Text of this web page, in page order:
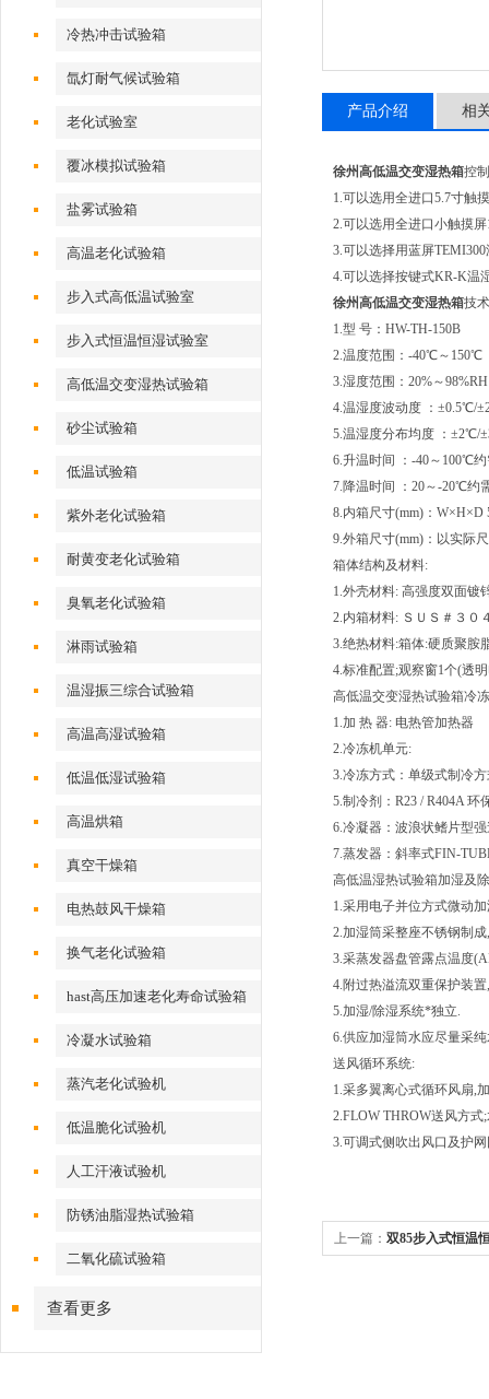
冷热冲击试验箱
氙灯耐气候试验箱
老化试验室
覆冰模拟试验箱
盐雾试验箱
高温老化试验箱
步入式高低温试验室
步入式恒温恒湿试验室
高低温交变湿热试验箱
砂尘试验箱
低温试验箱
紫外老化试验箱
耐黄变老化试验箱
臭氧老化试验箱
淋雨试验箱
温湿振三综合试验箱
高温高湿试验箱
低温低湿试验箱
高温烘箱
真空干燥箱
电热鼓风干燥箱
换气老化试验箱
hast高压加速老化寿命试验箱
冷凝水试验箱
蒸汽老化试验机
低温脆化试验机
人工汗液试验机
防锈油脂湿热试验箱
二氧化硫试验箱
查看更多
产品介绍 相
徐州高低温交变湿热箱控
1.可以选用全进口5.7寸触
2.可以选用全进口小触摸
3.可以选择用蓝屏
4.可以选择按键式KR-K温
徐州高低温交变湿热箱技
1.型 号：HW-TH-150B
2.温度范围：-40℃～
3.湿度范围：20%～98%RH
4.温湿度波动度 ：±0.5℃/
5.温湿度分布均度 ：±2℃/
6.升温时间 ：-40～100℃
7.降温时间 ：20～-20℃约
8.内箱尺寸(mm)：W×H×D
9.外箱尺寸(mm)：以实际
箱体结构及材料:
1.外壳材料: 高强度双面镀
2.内箱材料: ＳＵＳ＃３０
3.绝热材料:箱体:硬质聚胺
4.标准配置;观察窗1个(透
高低温交变湿热试验箱冷
1.加 热 器: 电热管加热器
2.冷冻机单元:
3.冷冻方式：单级式制冷
5.制冷剂：R23 / R404A 环
6.冷凝器：波浪状鳍片型
7.蒸发器：斜率式FIN-
高低温湿热试验箱加湿及
1.采用电子并位方式微动
2.加湿筒采整座不锈钢制
3.采蒸发器盘管露点温度
4.附过热溢流双重保护装
5.加湿/除湿系统*独立.
6.供应加湿筒水应尽量采
送风循环系统:
1.采多翼离心式循环风扇,
2.FLOW THROW送风方
3.可调式侧吹出风口及护
上一篇： 双85步入式恒温